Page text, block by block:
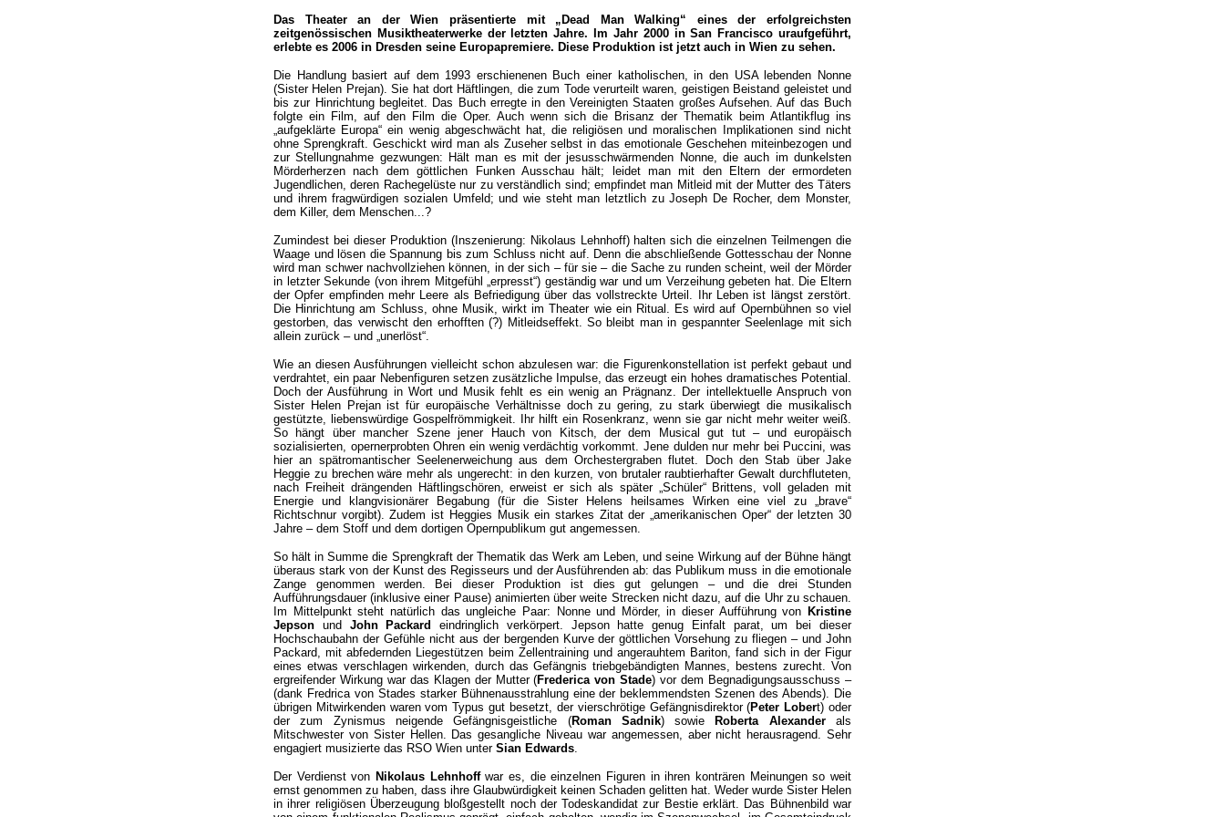
Das Theater an der Wien präsentierte mit „Dead Man Walking“ eines der erfolgreichsten
zeitgenössischen Musiktheaterwerke der letzten Jahre. Im Jahr 2000 in San Francisco uraufgeführt,
erlebte es 2006 in Dresden seine Europapremiere. Diese Produktion ist jetzt auch in Wien zu sehen.
Die Handlung basiert auf dem 1993 erschienenen Buch einer katholischen, in den USA lebenden Nonne
(Sister Helen Prejan). Sie hat dort Häftlingen, die zum Tode verurteilt waren, geistigen Beistand geleistet und
bis zur Hinrichtung begleitet. Das Buch erregte in den Vereinigten Staaten großes Aufsehen. Auf das Buch
folgte ein Film, auf den Film die Oper. Auch wenn sich die Brisanz der Thematik beim Atlantikflug ins
„aufgeklärte Europa“ ein wenig abgeschwächt hat, die religiösen und moralischen Implikationen sind nicht
ohne Sprengkraft. Geschickt wird man als Zuseher selbst in das emotionale Geschehen miteinbezogen und
zur Stellungnahme gezwungen: Hält man es mit der jesusschwärmenden Nonne, die auch im dunkelsten
Mörderherzen nach dem göttlichen Funken Ausschau hält; leidet man mit den Eltern der ermordeten
Jugendlichen, deren Rachegelüste nur zu verständlich sind; empfindet man Mitleid mit der Mutter des Täters
und ihrem fragwürdigen sozialen Umfeld; und wie steht man letztlich zu Joseph De Rocher, dem Monster,
dem Killer, dem Menschen...?
Zumindest bei dieser Produktion (Inszenierung: Nikolaus Lehnhoff) halten sich die einzelnen Teilmengen die
Waage und lösen die Spannung bis zum Schluss nicht auf. Denn die abschließende Gottesschau der Nonne
wird man schwer nachvollziehen können, in der sich – für sie – die Sache zu runden scheint, weil der Mörder
in letzter Sekunde (von ihrem Mitgefühl „erpresst“) geständig war und um Verzeihung gebeten hat. Die Eltern
der Opfer empfinden mehr Leere als Befriedigung über das vollstreckte Urteil. Ihr Leben ist längst zerstört.
Die Hinrichtung am Schluss, ohne Musik, wirkt im Theater wie ein Ritual. Es wird auf Opernbühnen so viel
gestorben, das verwischt den erhofften (?) Mitleidseffekt. So bleibt man in gespannter Seelenlage mit sich
allein zurück – und „unerlöst“.
Wie an diesen Ausführungen vielleicht schon abzulesen war: die Figurenkonstellation ist perfekt gebaut und
verdrahtet, ein paar Nebenfiguren setzen zusätzliche Impulse, das erzeugt ein hohes dramatisches Potential.
Doch der Ausführung in Wort und Musik fehlt es ein wenig an Prägnanz. Der intellektuelle Anspruch von
Sister Helen Prejan ist für europäische Verhältnisse doch zu gering, zu stark überwiegt die musikalisch
gestützte, liebenswürdige Gospelfrömmigkeit. Ihr hilft ein Rosenkranz, wenn sie gar nicht mehr weiter weiß.
So hängt über mancher Szene jener Hauch von Kitsch, der dem Musical gut tut – und europäisch
sozialisierten, opernerprobten Ohren ein wenig verdächtig vorkommt. Jene dulden nur mehr bei Puccini, was
hier an spätromantischer Seelenerweichung aus dem Orchestergraben flutet. Doch den Stab über Jake
Heggie zu brechen wäre mehr als ungerecht: in den kurzen, von brutaler raubtierhafter Gewalt durchfluteten,
nach Freiheit drängenden Häftlingschören, erweist er sich als später „Schüler“ Brittens, voll geladen mit
Energie und klangvisionärer Begabung (für die Sister Helens heilsames Wirken eine viel zu „brave“
Richtschnur vorgibt). Zudem ist Heggies Musik ein starkes Zitat der „amerikanischen Oper“ der letzten 30
Jahre – dem Stoff und dem dortigen Opernpublikum gut angemessen.
So hält in Summe die Sprengkraft der Thematik das Werk am Leben, und seine Wirkung auf der Bühne hängt
überaus stark von der Kunst des Regisseurs und der Ausführenden ab: das Publikum muss in die emotionale
Zange genommen werden. Bei dieser Produktion ist dies gut gelungen – und die drei Stunden
Aufführungsdauer (inklusive einer Pause) animierten über weite Strecken nicht dazu, auf die Uhr zu schauen.
Im Mittelpunkt steht natürlich das ungleiche Paar: Nonne und Mörder, in dieser Aufführung von Kristine
Jepson und John Packard
eindringlich verkörpert. Jepson hatte genug Einfalt parat, um bei dieser
Hochschaubahn der Gefühle nicht aus der bergenden Kurve der göttlichen Vorsehung zu fliegen – und John
Packard, mit abfedernden Liegestützen beim Zellentraining und angerauhtem Bariton, fand sich in der Figur
eines etwas verschlagen wirkenden, durch das Gefängnis triebgebändigten Mannes, bestens zurecht. Von
ergreifender Wirkung war das Klagen der Mutter (Frederica von Stade) vor dem Begnadigungsausschuss –
(dank Fredrica von Stades starker Bühnenausstrahlung eine der beklemmendsten Szenen des Abends). Die
übrigen Mitwirkenden waren vom Typus gut besetzt, der vierschrötige Gefängnisdirektor (Peter Lobert) oder
der zum Zynismus neigende Gefängnisgeistliche (Roman Sadnik) sowie Roberta Alexanderals
Mitschwester von Sister Hellen. Das gesangliche Niveau war angemessen, aber nicht herausragend. Sehr
engagiert musizierte das RSO Wien unter Sian Edwards.
Der Verdienst von Nikolaus Lehnhoffwar es, die einzelnen Figuren in ihren konträren Meinungen so weit
ernst genommen zu haben, dass ihre Glaubwürdigkeit keinen Schaden gelitten hat. Weder wurde Sister Helen
in ihrer religiösen Überzeugung bloßgestellt noch der Todeskandidat zur Bestie erklärt. Das Bühnenbild war